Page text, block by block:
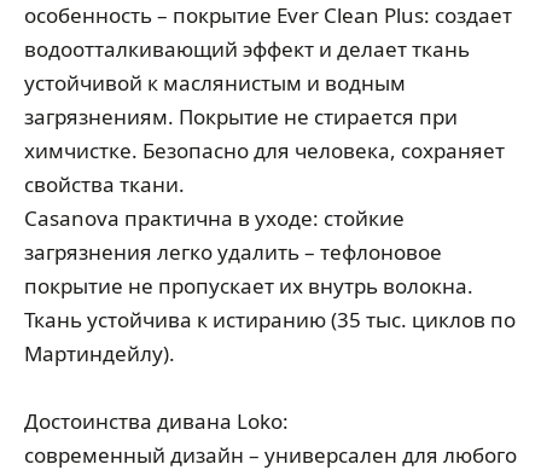
особенность – покрытие Ever Clean Plus: создает
водоотталкивающий эффект и делает ткань
устойчивой к маслянистым и водным
загрязнениям. Покрытие не стирается при
химчистке. Безопасно для человека, сохраняет
свойства ткани.
Casanova практична в уходе: стойкие
загрязнения легко удалить – тефлоновое
покрытие не пропускает их внутрь волокна.
Ткань устойчива к истиранию (35 тыс. циклов по
Мартиндейлу).
Достоинства дивана Loko:
современный дизайн – универсален для любого